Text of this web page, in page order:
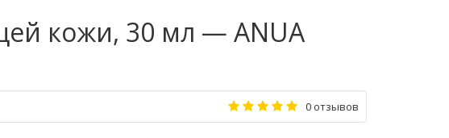
кожи, 30 мл — ANUA
0 отзывов